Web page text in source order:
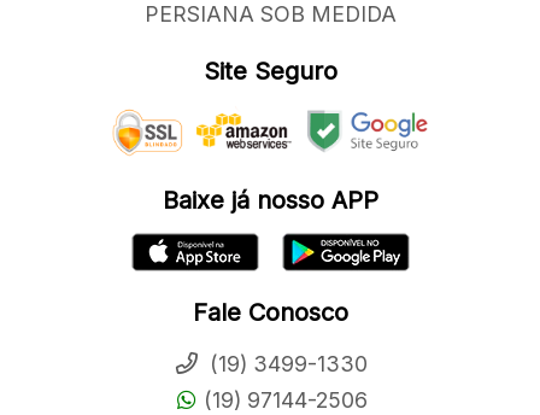
PERSIANA SOB MEDIDA
Site Seguro
Baixe já nosso APP
Fale Conosco
(19) 3499-1330
(19) 97144-2506